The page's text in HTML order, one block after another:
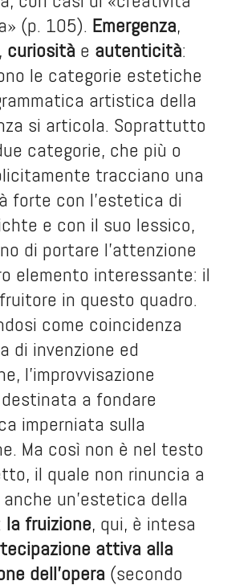
(p. 105). Emergenza,
curiositàe autenticità:
le categorie estetiche
artistica della
si articola. Soprattutto
categorie, che più o
tracciano una
forte con l’estetica di
e con il suo lessico,
di portare l’attenzione
elemento interessante: il
in questo quadro.
come coincidenza
di invenzione ed
l’improvvisazione
a fondare
imperniata sulla
Ma così non è nel testo
il quale non rinuncia a
un’estetica della
la fruizione, qui, è intesa
attiva alla
dell’opera(secondo